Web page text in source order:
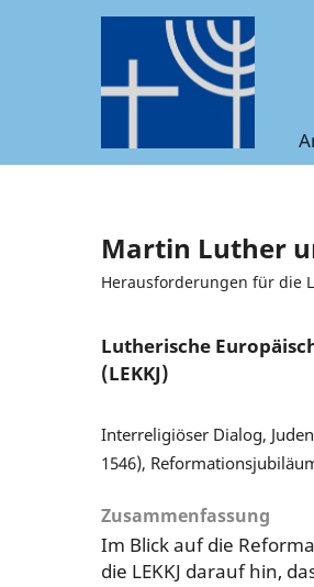
Martin Luther
Herausforderungen für die
Lutherische
(LEKKJ)
Interreligiöser Dialog,
1546),
Zusammenfassung
Im Blick auf die
die LEKKJ darauf hin,